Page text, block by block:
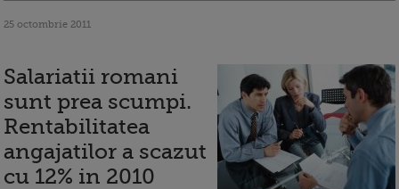
25 octombrie 2011
Salariatii romani
sunt prea scumpi.
Rentabilitatea
angajatilor a scazut
cu 12% in 2010